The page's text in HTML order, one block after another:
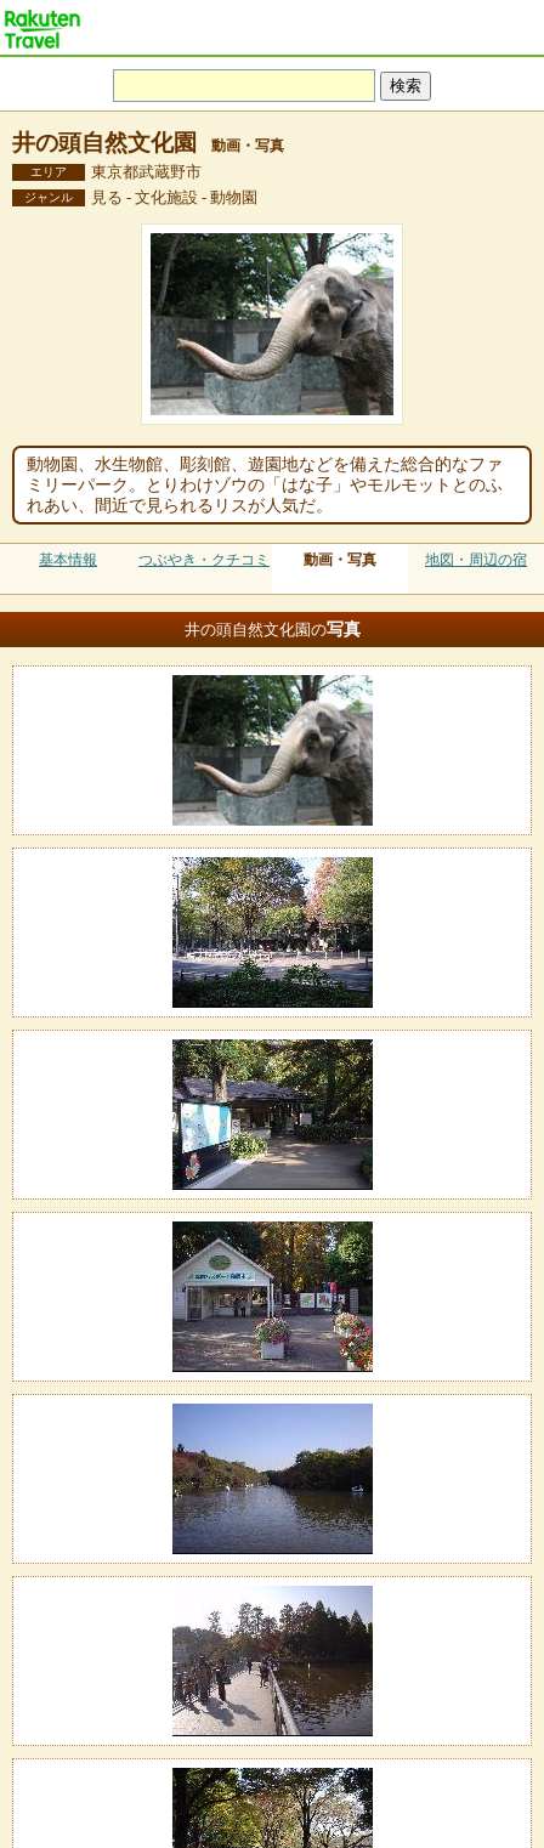
井の頭自然文化園 動画・写真
エリア 東京都武蔵野市
ジャンル 見る - 文化施設 - 動物園
動物園、水生物館、彫刻館、遊園地などを備えた総合的なファ
ミリーパーク。とりわけゾウの「はな子」やモルモットとのふ
れあい、間近で見られるリスが人気だ。
基本情報 つぶやき・クチコミ 動画・写真 地図・周辺の宿
井の頭自然文化園の写真